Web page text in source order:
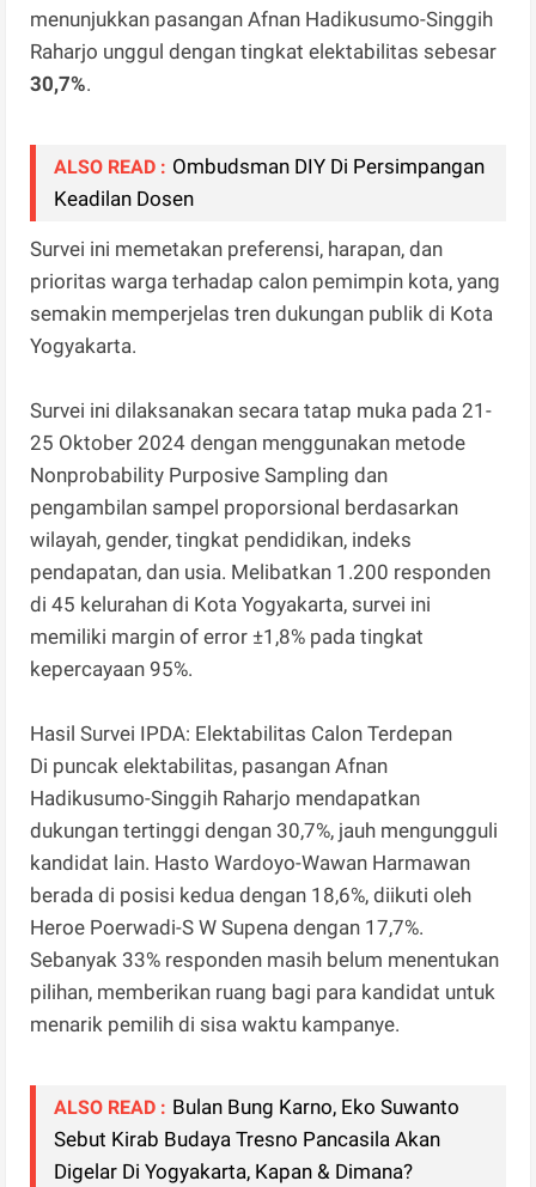
menunjukkan pasangan Afnan Hadikusumo-Singgih
Raharjo unggul dengan tingkat elektabilitas sebesar
30,7%.
ALSO READ : Ombudsman DIY Di Persimpangan
Keadilan Dosen
Survei ini memetakan preferensi, harapan, dan
prioritas warga terhadap calon pemimpin kota, yang
semakin memperjelas tren dukungan publik di Kota
Yogyakarta.
Survei ini dilaksanakan secara tatap muka pada 21-
25 Oktober 2024 dengan menggunakan metode
Nonprobability Purposive Sampling dan
pengambilan sampel proporsional berdasarkan
wilayah, gender, tingkat pendidikan, indeks
pendapatan, dan usia. Melibatkan 1.200 responden
di 45 kelurahan di Kota Yogyakarta, survei ini
memiliki margin of error ±1,8% pada tingkat
kepercayaan 95%.
Hasil Survei IPDA: Elektabilitas Calon Terdepan
Di puncak elektabilitas, pasangan Afnan
Hadikusumo-Singgih Raharjo mendapatkan
dukungan tertinggi dengan 30,7%, jauh mengungguli
kandidat lain. Hasto Wardoyo-Wawan Harmawan
berada di posisi kedua dengan 18,6%, diikuti oleh
Heroe Poerwadi-S W Supena dengan 17,7%.
Sebanyak 33% responden masih belum menentukan
pilihan, memberikan ruang bagi para kandidat untuk
menarik pemilih di sisa waktu kampanye.
ALSO READ : Bulan Bung Karno, Eko Suwanto
Sebut Kirab Budaya Tresno Pancasila Akan
Digelar Di Yogyakarta, Kapan & Dimana?